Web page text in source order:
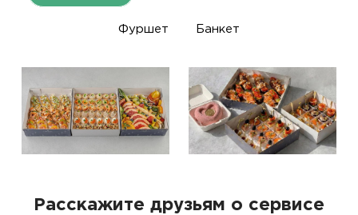
Фуршет Банкет
Расскажите друзьям о сервисе